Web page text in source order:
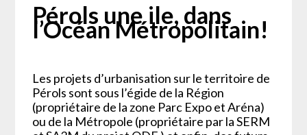
Pérols une ile, dans
l’Océan Métropolitain!
Les projets d’urbanisation sur le territoire de
Pérols sont sous l’égide de la Région
(propriétaire de la zone Parc Expo et Aréna)
ou de la Métropole (propriétaire par la SERM